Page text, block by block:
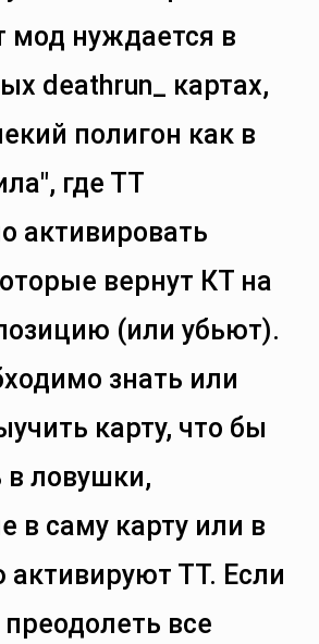
мод нуждается в
deathrun_ картах,
полигон как в
где ТТ
активировать
вернут КТ на
(или убьют).
знать или
карту, что бы
в ловушки,
в саму карту или в
активируют ТТ. Если
преодолеть все